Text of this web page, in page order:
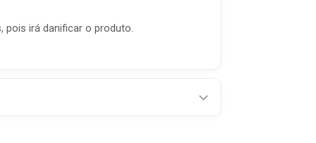
pois irá danificar o produto.